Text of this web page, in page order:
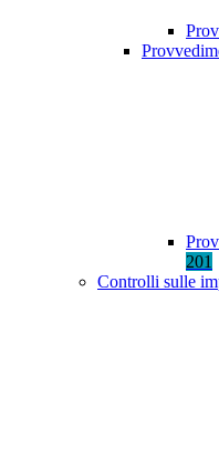
201
Controlli sulle